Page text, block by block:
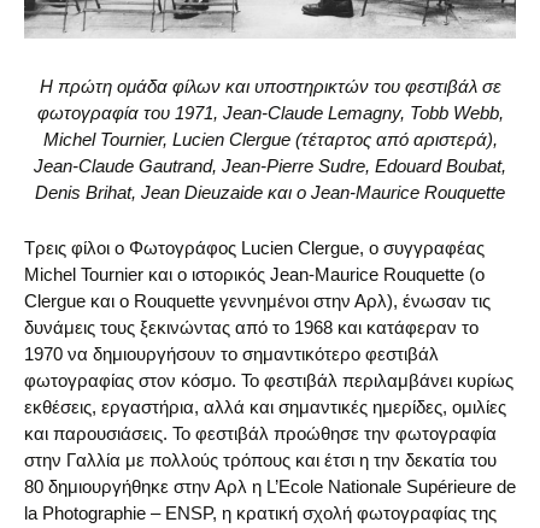
H πρώτη ομάδα φίλων και υποστηρικτών του φεστιβάλ σε
φωτογραφία του 1971, Jean-Claude Lemagny, Tobb Webb,
Michel Tournier, Lucien Clergue (τέταρτος από αριστερά),
Jean-Claude Gautrand, Jean-Pierre Sudre, Edouard Boubat,
Denis Brihat, Jean Dieuzaide και ο Jean-Maurice Rouquette
Τρεις φίλοι ο Φωτογράφος Lucien Clergue, ο συγγραφέας
Michel Tournier και ο ιστορικός Jean-Maurice Rouquette (ο
Clergue και ο Rouquette γεννημένοι στην Αρλ), ένωσαν τις
δυνάμεις τους ξεκινώντας από το 1968 και κατάφεραν το
1970 να δημιουργήσουν το σημαντικότερο φεστιβάλ
φωτογραφίας στον κόσμο. Το φεστιβάλ περιλαμβάνει κυρίως
εκθέσεις, εργαστήρια, αλλά και σημαντικές ημερίδες, ομιλίες
και παρουσιάσεις. Το φεστιβάλ προώθησε την φωτογραφία
στην Γαλλία με πολλούς τρόπους και έτσι η την δεκατία του
80 δημιουργήθηκε στην Αρλ η L’Ecole Nationale Supérieure de
la Photographie – ENSP, η κρατική σχολή φωτογραφίας της